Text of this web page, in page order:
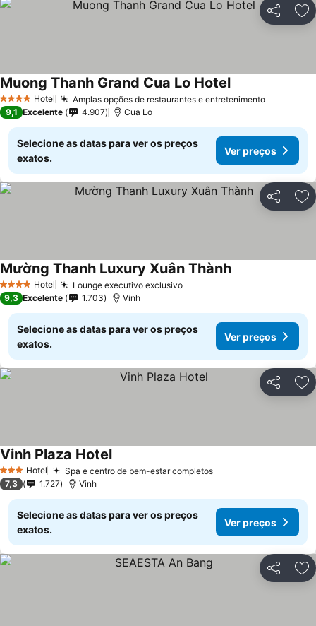
Partilhar
4 EstrelasHotel Amplas opções de restaurantes e entretenimentoVer
Muong Thanh Grand Cua Lo HotelVer preços
9,1 Excelente 4.907 Cua Lo
Selecione as datas para ver os preços
exatos.
Ver preços
Partilhar
4 EstrelasHotel Lounge executivo exclusivoVer preços
Mường Thanh Luxury Xuân ThànhVer preços
9,3 Excelente 1.703 Vinh
Selecione as datas para ver os preços
exatos.
Ver preços
Partilhar
3 EstrelasHotel Spa e centro de bem-estar completosVer preços
Vinh Plaza HotelVer preços
7,3 1.727 Vinh
Selecione as datas para ver os preços
exatos.
Ver preços
Partilhar